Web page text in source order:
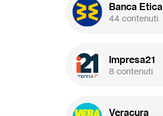
Banca Etica
44 contenuti
Impresa21
8 contenuti
Veracura